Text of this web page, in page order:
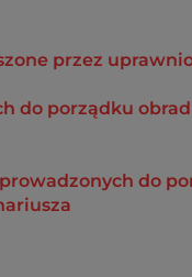
przez
do porządku
do